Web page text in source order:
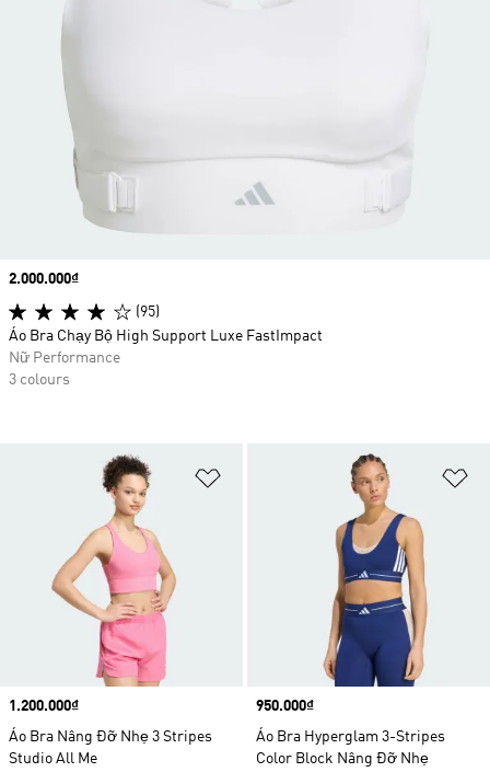
Price
1.200.000₫
Áo Bra Nâng Đỡ Nhẹ 3 Stripes
Studio All Me
Price
950.000₫
Áo Bra Hyperglam 3-Stripes
Color Block Nâng Đỡ Nhẹ
Price
2.000.000₫
(95)
Áo Bra Chạy Bộ High Support Luxe FastImpact
Nữ Performance
3 colours